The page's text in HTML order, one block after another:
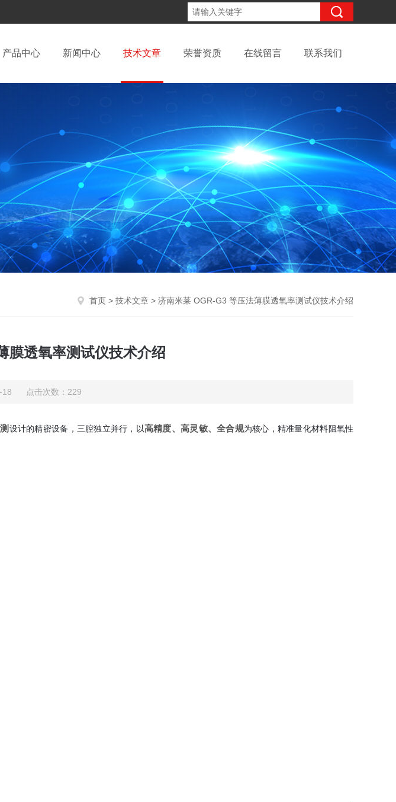
产品中心 新闻中心 技术文章 荣誉资质 在线留言 联系我们
首页 > 技术文章 > 济南米莱 OGR-G3 等压法薄膜透氧率测试仪技术介绍
膜透氧率测试仪技术介绍
18 点击次数：229
设计的精密设备，三腔独立并行，以高精度、高灵敏、全合规为核心，精准量化材料阻氧性